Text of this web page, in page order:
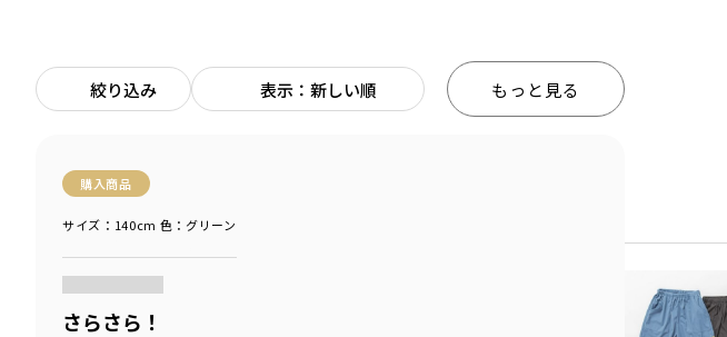
絞り込み 表示：新しい順 もっと見る
購入商品
サイズ：140cm 色：グリーン
さらさら！